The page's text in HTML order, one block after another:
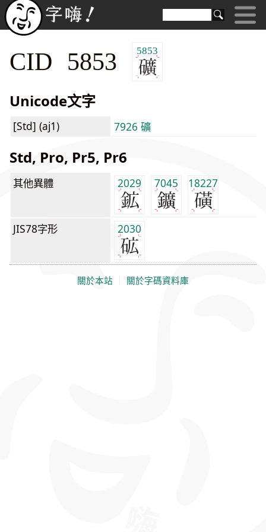
CID 5853 5853
Unicode文字
[Std] (aj1) 7926 礦
Std, Pro, Pr5, Pr6
其他異體 2029 7045 18227
JIS78字形 2030
關於本站 關於字碼資料庫